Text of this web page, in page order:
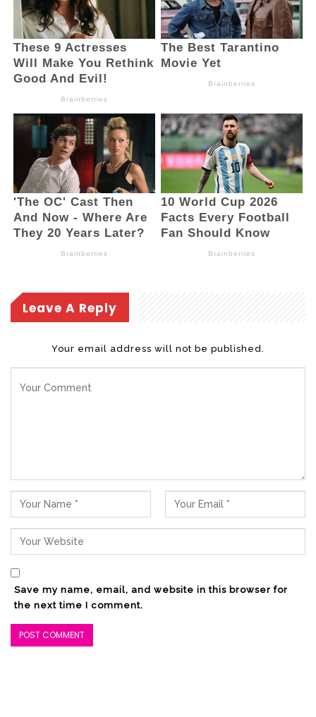
Leave A Reply
Your email address will not be published.
Save my name, email, and website in this browser for
the next time I comment.